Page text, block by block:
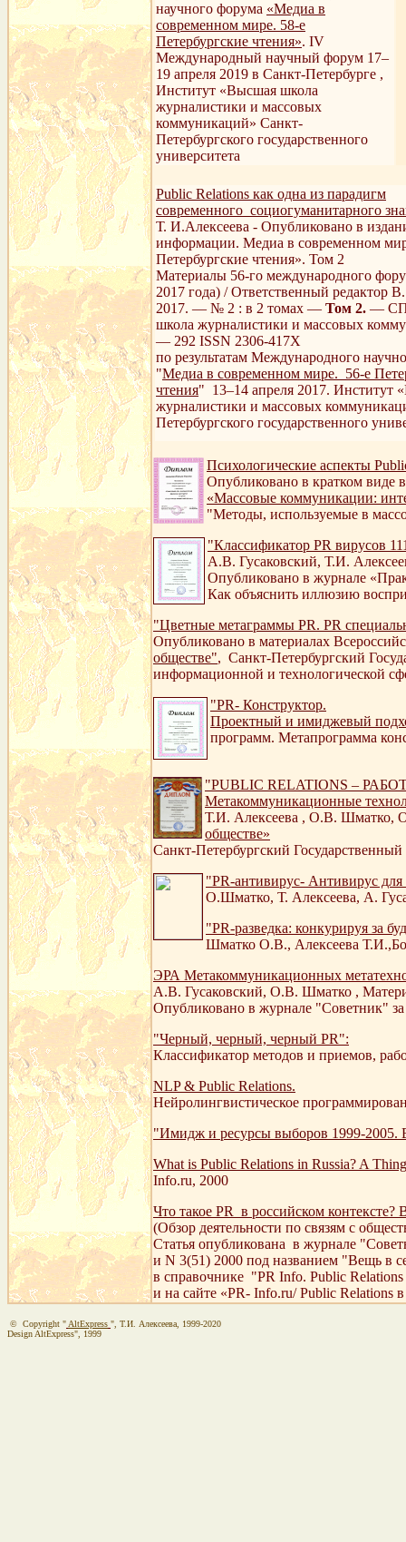
научного форума «Медиа в
современном мире. 58-е
Петербургские чтения». IV
Международный научный форум 17–
19 апреля 2019 в Санкт-Петербурге ,
Институт «Высшая школа
журналистики и массовых
коммуникаций» Санкт-
Петербургского государственного
университета
Public Relations как одна из парадигм
современного социогуманитарного
Т. И.Алексеева - Опубликовано в
информации. Медиа в современном
Петербургские чтения». Том 2
Материалы 56-го международного
2017 года) / Ответственный редактор
2017. — № 2 : в 2 томах — Том 2. —
школа журналистики и массовых
— 292 ISSN 2306-417Х
по результатам Международного
"Медиа в современном мире. 56-е
чтения" 13–14 апреля 2017. Институт
журналистики и массовых
Петербургского государственного
Психологические аспекты
Опубликовано в кратком виде
«Массовые коммуникации:
"Методы, используемые в
"Классификатор PR вирусов
А.В. Гусаковский, Т.И.
Опубликовано в журнале
Как объяснить иллюзию
"Цветные метаграммы PR. PR
Опубликовано в материалах
обществе", Санкт-Петербургский
информационной и технологической
"PR- Конструктор.
Проектный и имиджевый
программ. Метапрограмма
"PUBLIC RELATIONS –
Метакоммуникационные
Т.И. Алексеева , О.В. Шматко,
обществе»
Санкт-Петербургский
"PR-антивирус- Антивирус
О.Шматко, Т. Алексеева, А.
"PR-разведка: конкурируя за
Шматко О.В., Алексеева
ЭРА Метакоммуникационных
А.В. Гусаковский, О.В. Шматко ,
Опубликовано в журнале "Советник"
"Черный, черный, черный PR":
Классификатор методов и приемов,
NLP & Public Relations.
Нейролингвистическое
"Имидж и ресурсы выборов 1999-2005.
What is Public Relations in Russia? A
Info.ru, 2000
Что такое PR в российском контексте?
(Обзор деятельности по связям с
Статья опубликована в журнале
и N 3(51) 2000 под названием "Вещь в
в справочнике "PR Info. Public
и на сайте «PR- Info.ru/ Public Relations
© Copyright " AltExpress ", Т.И. Алекcеева, 1999-2020
Design AltExpress", 1999